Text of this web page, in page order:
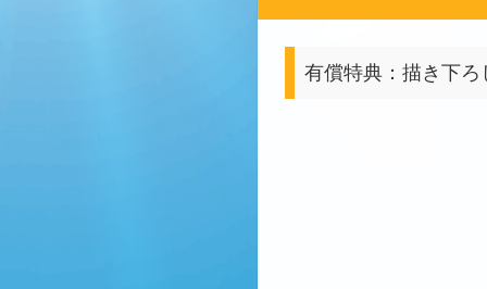
有償特典：描き下